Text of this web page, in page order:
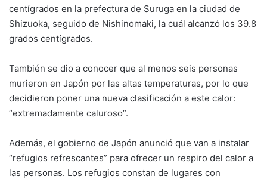
centígrados en la prefectura de Suruga en la ciudad de
Shizuoka, seguido de Nishinomaki, la cuál alcanzó los 39.8
grados centígrados.
También se dio a conocer que al menos seis personas
murieron en Japón por las altas temperaturas, por lo que
decidieron poner una nueva clasificación a este calor:
“extremadamente caluroso”.
Además, el gobierno de Japón anunció que van a instalar
“refugios refrescantes” para ofrecer un respiro del calor a
las personas. Los refugios constan de lugares con